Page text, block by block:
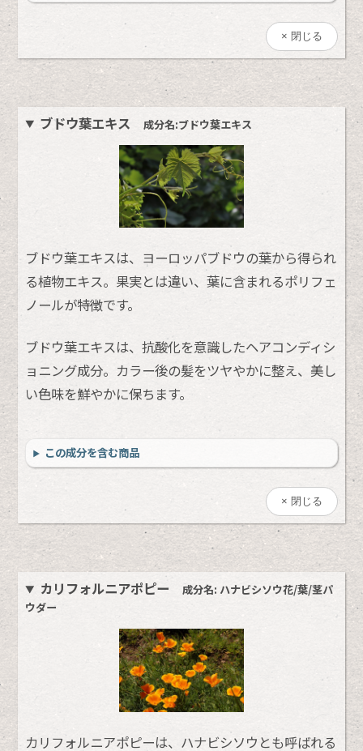
閉じる
ブドウ葉エキス 成分名:ブドウ葉エキス
ブドウ葉エキスは、ヨーロッパブドウの葉から得られ
る植物エキス。果実とは違い、葉に含まれるポリフェ
ノールが特徴です。
ブドウ葉エキスは、抗酸化を意識したヘアコンディシ
ョニング成分。カラー後の髪をツヤやかに整え、美し
い色味を鮮やかに保ちます。
この成分を含む商品
閉じる
カリフォルニアポピー
成分名: ハナビシソウ花/葉/茎パ
ウダー
カリフォルニアポピーは、ハナビシソウとも呼ばれる